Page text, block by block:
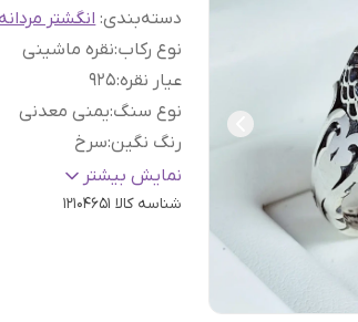
دسته‌بندی:انگشتر
نوع رکاب:نقره ماشینی
عیار نقره:
925
نوع سنگ:یمنی معدنی
رنگ نگین:سرخ
سایز:
63
نمایش بیشتر
شناسه کالا 12104651